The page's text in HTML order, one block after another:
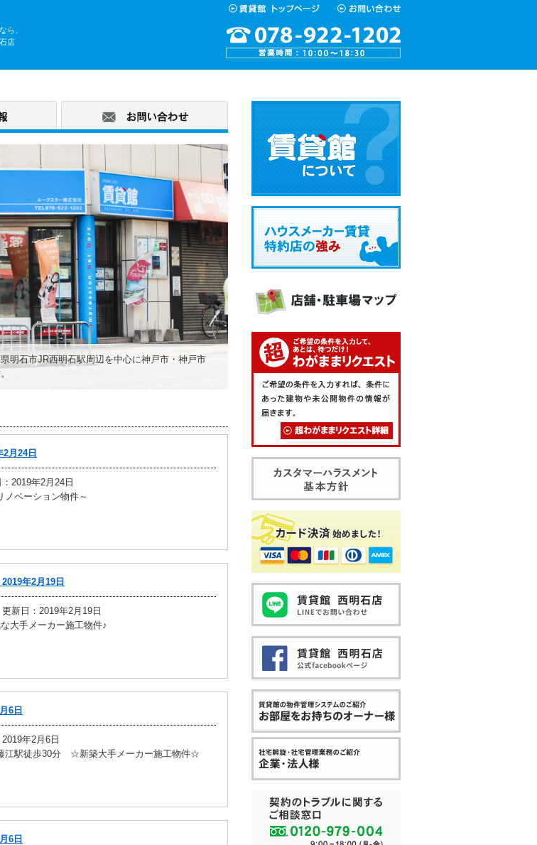
ら、
店
お問い合わせ
明石市JR西明石駅周辺を中心に神戸市・神戸市
Best Selection
月24日
2019年2月24日
ベーション物件～
年2月19日
新日：2019年2月19日
大手メーカー施工物件♪
6日
年2月6日
江駅徒歩30分 ☆新築大手メーカー施工物件☆
6日
ハウスメーカー賃貸特約店の強み